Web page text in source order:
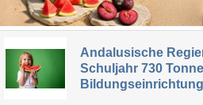
Andalusische
Schuljahr 730